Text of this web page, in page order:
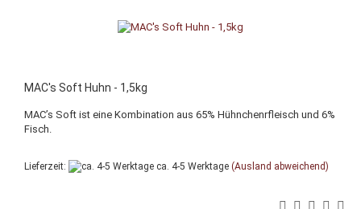
MAC's Soft Huhn - 1,5kg
MAC’s Soft ist eine Kombination aus 65% Hühnchenrfleisch und 6%
Fisch.
Lieferzeit: ca. 4-5 Werktage (Ausland abweichend)